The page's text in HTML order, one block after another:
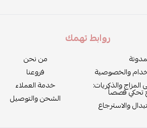
روابط تهمك
والخصوصية
المزاج والذكريات:
تحكي قصصاً
والاسترجاع
من نحن
فروعنا
خدمة العملاء
الشحن والتوصيل